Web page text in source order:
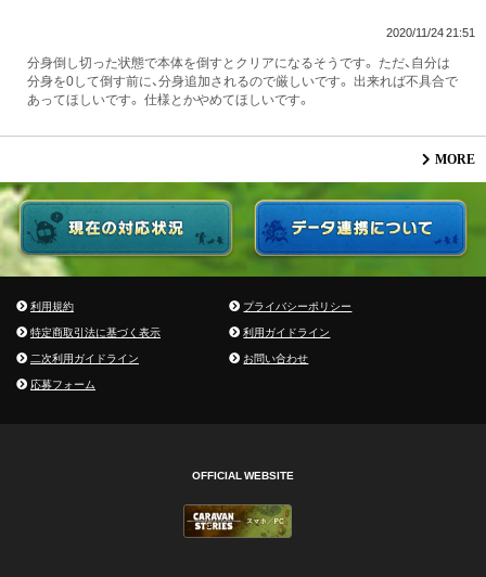
2020/11/24 21:51
分身倒し切った状態で本体を倒すとクリアになるそうです。 ただ、自分は
分身を0して倒す前に、分身追加されるので厳しいです。 出来れば不具合で
あってほしいです。 仕様とかやめてほしいです。
MORE
利用規約
プライバシーポリシー
特定商取引法に基づく表示
利用ガイドライン
二次利用ガイドライン
お問い合わせ
応募フォーム
OFFICIAL WEBSITE